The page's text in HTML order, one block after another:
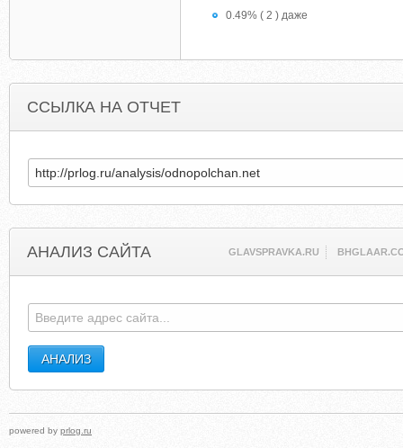
0.49% ( 2 ) даже
ССЫЛКА НА ОТЧЕТ
АНАЛИЗ САЙТА GLAVSPRAVKA.RU
powered by prlog.ru